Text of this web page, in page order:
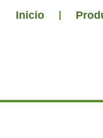
Inicio